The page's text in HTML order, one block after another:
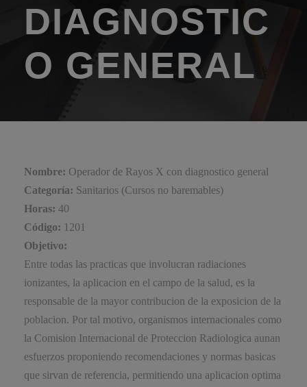
DIAGNOSTIC
O GENERAL
Nombre: Operador de Rayos X con diagnostico general
Categoría: Sanitarios (Cursos no baremables)
Horas: 40
Código: 1201
Objetivo:
Entre todas las practicas que involucran radiaciones
ionizantes, la aplicacion en el campo de la salud, es la
responsable de la mayor contribucion de la exposicion de la
poblacion. Por tal motivo, organismos internacionales como
la Comision Internacional de Proteccion Radiologica aunan
esfuerzos proponiendo recomendaciones y normas basicas
que sirvan de referencia, permitiendo una aplicacion optima